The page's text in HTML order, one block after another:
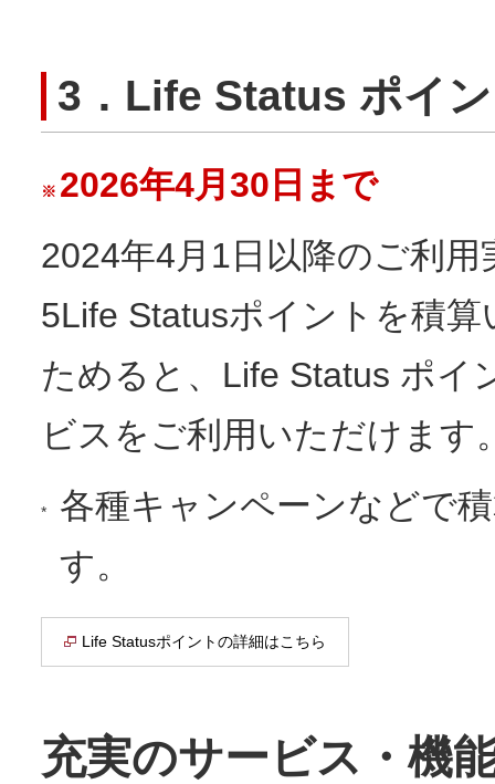
3．Life Status ポイ
※ 2026年4月30日まで
2024年4月1日以降のご利
5Life Statusポイントを積
ためると、Life Status ポイ
ビスをご利用いただけます
*
各種キャンペーンなどで
す。
Life Statusポイントの詳細はこちら
充実のサービス・機